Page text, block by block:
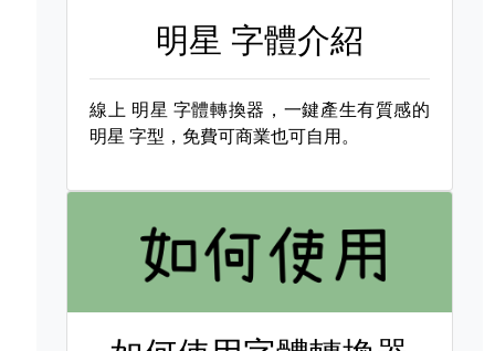
明星 字體介紹
線上 明星 字體轉換器，一鍵產生有質感的
明星 字型，免費可商業也可自用。